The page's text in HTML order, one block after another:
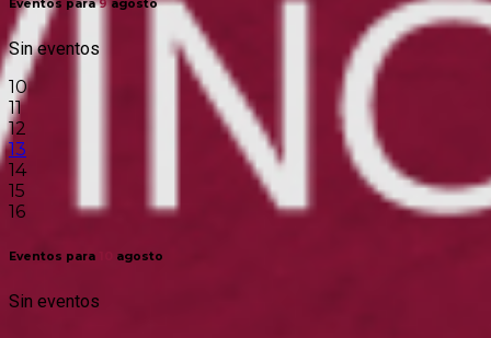
Eventos para9agosto
Sin eventos
10
11
12
13
14
15
16
Eventos para agosto
Sin eventos